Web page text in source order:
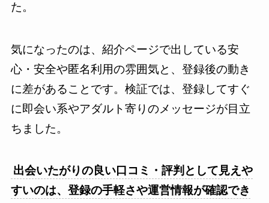
た。
気になったのは、紹介ページで出している安
心・安全や匿名利用の雰囲気と、登録後の動き
に差があることです。検証では、登録してすぐ
に即会い系やアダルト寄りのメッセージが目立
ちました。
出会いたがりの良い口コミ・評判として見えや
すいのは、登録の手軽さや運営情報が確認でき